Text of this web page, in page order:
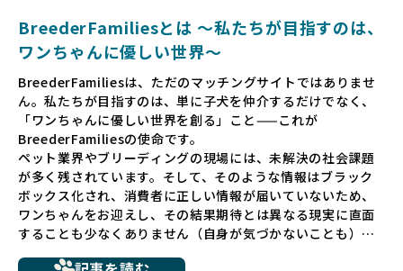
BreederFamiliesとは 〜私たちが目指すのは、
ワンちゃんに優しい世界〜
BreederFamiliesは、ただのマッチングサイトではありませ
ん。私たちが目指すのは、単に子犬を仲介するだけでなく、
「ワンちゃんに優しい世界を創る」こと——これが
BreederFamiliesの使命です。
ペット業界やブリーディングの現場には、未解決の社会課題
が多く残されています。そして、そのような情報はブラック
ボックス化され、消費者に正しい情報が届いていないため、
ワンちゃんをお迎えし、その結果期待とは異なる現実に直面
することも少なくありません（自身が気づかないことも）。